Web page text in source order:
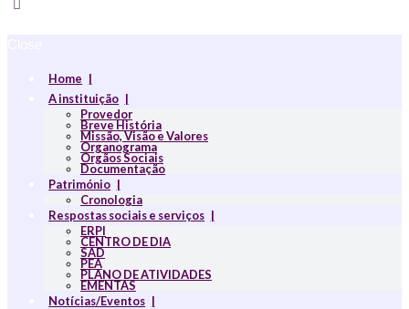
Home
A instituição
Provedor
Breve História
Missão, Visão e Valores
Organograma
Orgãos Sociais
Documentação
Património
Cronologia
Respostas sociais e serviços
ERPI
CENTRO DE DIA
SAD
PEA
PLANO DE ATIVIDADES
EMENTAS
Notícias/Eventos